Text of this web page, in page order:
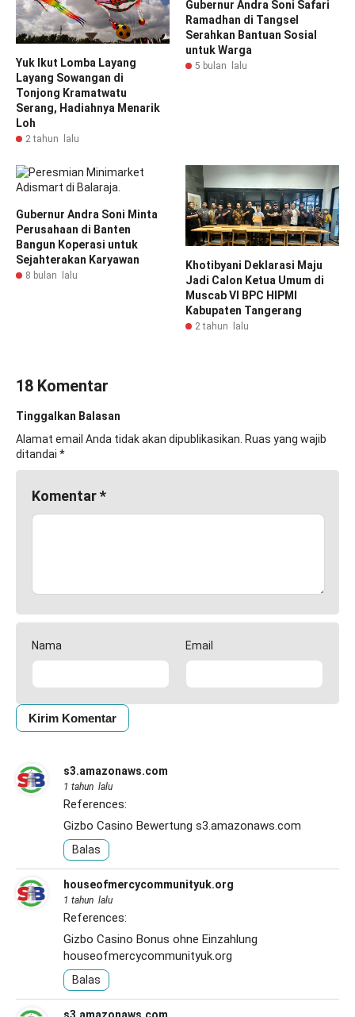
Yuk Ikut Lomba Layang
Layang Sowangan di
Tonjong Kramatwatu
Serang, Hadiahnya Menarik
Loh
2 tahun lalu
Gubernur Andra Soni Safari
Ramadhan di Tangsel
Serahkan Bantuan Sosial
untuk Warga
5 bulan lalu
Gubernur Andra Soni Minta
Perusahaan di Banten
Bangun Koperasi untuk
Sejahterakan Karyawan
8 bulan lalu
Khotibyani Deklarasi Maju
Jadi Calon Ketua Umum di
Muscab VI BPC HIPMI
Kabupaten Tangerang
2 tahun lalu
18 Komentar
Tinggalkan Balasan
Alamat email Anda tidak akan dipublikasikan. Ruas yang wajib
ditandai *
Komentar*
Nama Email
s3.amazonaws.com
1 tahun lalu
References:
Gizbo Casino Bewertung s3.amazonaws.com
Balas
houseofmercycommunityuk.org
1 tahun lalu
References:
Gizbo Casino Bonus ohne Einzahlung
houseofmercycommunityuk.org
Balas
s3.amazonaws.com